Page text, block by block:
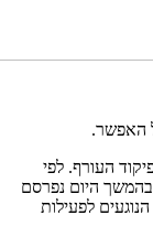
האפשר.
העורף. לפי
היום נפרסם
לפעילות